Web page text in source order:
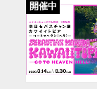
開催中